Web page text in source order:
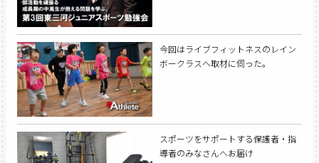
今回はライブフィットネスのレイン
ボークラスへ取材に伺った。
スポーツをサポートする保護者・指
導者のみなさんへお届け